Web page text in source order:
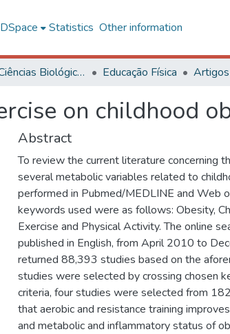
Statistics Other information
Centro de Ciências Biológicas e da Saúde Educação Física Artigos
on childhood
Abstract
To review the current literature concerning
several metabolic variables related to
performed in Pubmed/MEDLINE and Web
keywords used were as follows: Obesity,
Exercise and Physical Activity. The online
published in English, from April 2010 to
returned 88,393 studies based on the
studies were selected by crossing chosen
criteria, four studies were selected from
that aerobic and resistance training
and metabolic and inflammatory status of